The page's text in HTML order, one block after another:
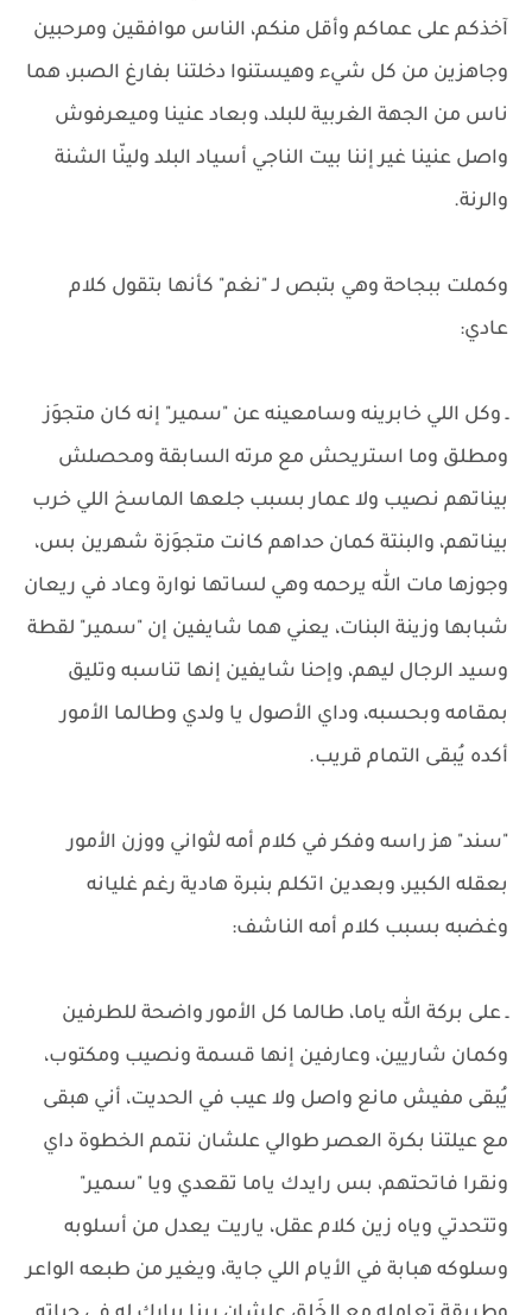
آخذكم على عماكم وأقل منكم، الناس موافقين ومرحبين
وجاهزين من كل شيء وهيستنوا دخلتنا بفارغ الصبر، هما
ناس من الجهة الغربية للبلد، وبعاد عنينا وميعرفوش
واصل عنينا غير إننا بيت الناجي أسياد البلد ولينّا الشنة
والرنة.
وكملت ببجاحة وهي بتبص لـ "نغم" كأنها بتقول كلام
عادي:
ـ وكل اللي خابرينه وسامعينه عن "سمير" إنه كان متجوَز
ومطلق وما استريحش مع مرته السابقة ومحصلش
بيناتهم نصيب ولا عمار بسبب جلعها الماسخ اللي خرب
بيناتهم، والبنتة كمان حداهم كانت متجوَزة شهرين بس،
وجوزها مات الله يرحمه وهي لساتها نوارة وعاد في ريعان
شبابها وزينة البنات، يعني هما شايفين إن "سمير" لقطة
وسيد الرجال ليهم، وإحنا شايفين إنها تناسبه وتليق
بمقامه وبحسبه، وداي الأصول يا ولدي وطالما الأمور
أكده يُبقى التمام قريب.
"سند" هز راسه وفكر في كلام أمه لثواني ووزن الأمور
بعقله الكبير، وبعدين اتكلم بنبرة هادية رغم غليانه
وغضبه بسبب كلام أمه الناشف:
ـ على بركة الله ياما، طالما كل الأمور واضحة للطرفين
وكمان شاريين، وعارفين إنها قسمة ونصيب ومكتوب،
يُبقى مفيش مانع واصل ولا عيب في الحديت، أني هبقى
مع عيلتنا بكرة العصر طوالي علشان نتمم الخطوة داي
ونقرا فاتحتهم، بس رايدك ياما تقعدي ويا "سمير"
وتتحدتي وياه زين كلام عقل، ياريت يعدل من أسلوبه
وسلوكه هبابة في الأيام اللي جاية، ويغير من طبعه الواعر